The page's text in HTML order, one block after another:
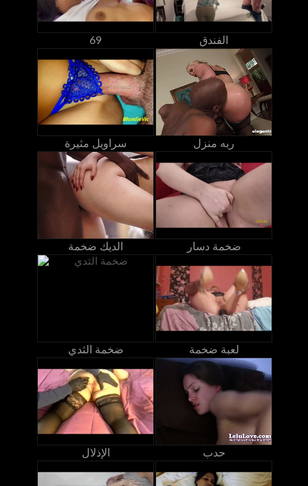
69 الفندق
سراويل مثيرة ربه منزل
الديك ضخمة ضخمة دسار
ضخمة الثدي لعبة ضخمة
الإذلال حدب